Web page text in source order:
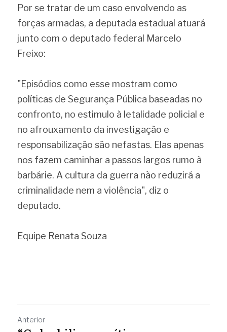
Por se tratar de um caso envolvendo as
forças armadas, a deputada estadual atuará
junto com o deputado federal Marcelo
Freixo:
"Episódios como esse mostram como
políticas de Segurança Pública baseadas no
confronto, no estimulo à letalidade policial e
no afrouxamento da investigação e
responsabilização são nefastas. Elas apenas
nos fazem caminhar a passos largos rumo à
barbárie. A cultura da guerra não reduzirá a
criminalidade nem a violência", diz o
deputado.
Equipe Renata Souza
Anterior